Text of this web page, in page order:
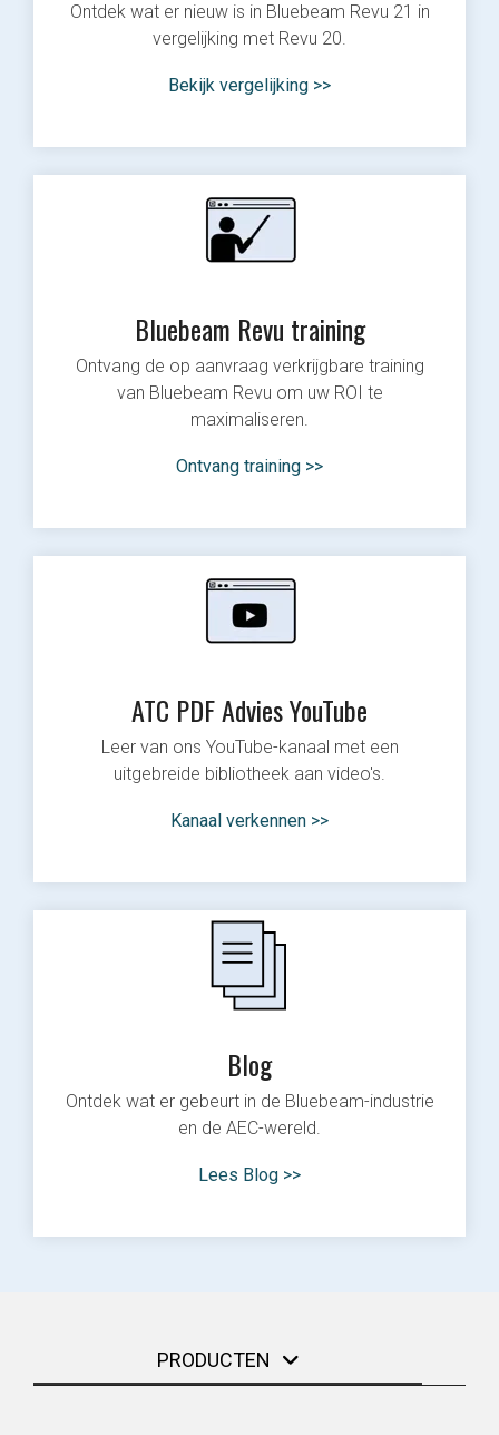
Ontdek wat er nieuw is in Bluebeam Revu 21 in
vergelijking met Revu 20.
Bekijk vergelijking >>
Bluebeam Revu training
Ontvang de op aanvraag verkrijgbare training
van Bluebeam Revu om uw ROI te
maximaliseren.
Ontvang training >>
ATC PDF Advies YouTube
Leer van ons YouTube-kanaal met een
uitgebreide bibliotheek aan video's.
Kanaal verkennen >>
Blog
Ontdek wat er gebeurt in de Bluebeam-industrie
en de AEC-wereld.
Lees Blog >>
PRODUCTEN